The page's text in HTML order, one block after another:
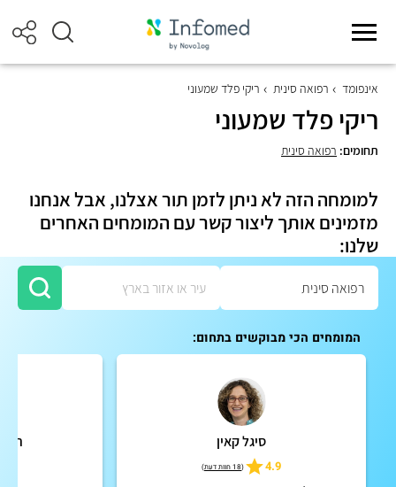
אינפומד רפואה סינית ריקי פלד שמעוני
ריקי פלד שמעוני
תחומים: רפואה סינית
למומחה הזה לא ניתן לזמן תור אצלנו, אבל אנחנו
מזמינים אותך ליצור קשר עם המומחים האחרים
שלנו:
המומחים הכי מבוקשים בתחום:
סיגל קאין
4.9
(18 חוות דעת )